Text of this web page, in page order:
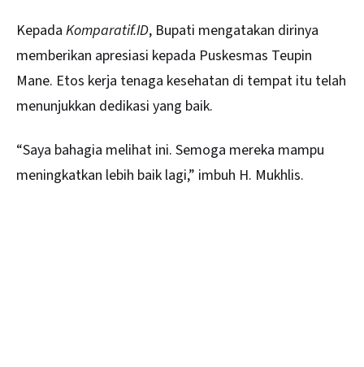
Kepada Komparatif.ID, Bupati mengatakan dirinya
memberikan apresiasi kepada Puskesmas Teupin
Mane. Etos kerja tenaga kesehatan di tempat itu telah
menunjukkan dedikasi yang baik.
“Saya bahagia melihat ini. Semoga mereka mampu
meningkatkan lebih baik lagi,” imbuh H. Mukhlis.